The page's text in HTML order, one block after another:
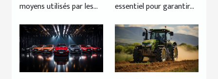
moyens utilisés par les...
essentiel pour garantir...